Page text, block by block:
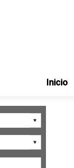
Inicio